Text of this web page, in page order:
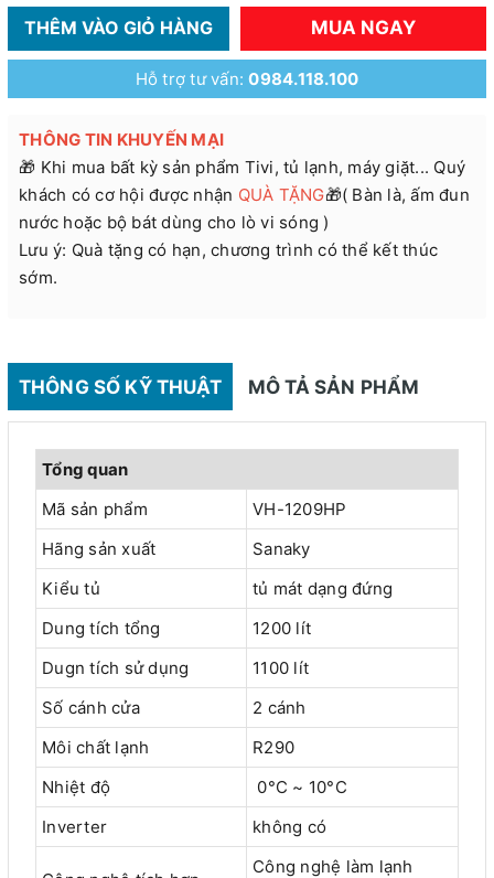
THÊM VÀO GIỎ HÀNG MUA NGAY
Hỗ trợ tư vấn:0984.118.100
THÔNG TIN KHUYẾN MẠI
🎁 Khi mua bất kỳ sản phẩm Tivi, tủ lạnh, máy giặt... Quý
khách có cơ hội được nhận QUÀ TẶNG🎁( Bàn là, ấm đun
nước hoặc bộ bát dùng cho lò vi sóng )
Lưu ý: Quà tặng có hạn, chương trình có thể kết thúc
sớm.
THÔNG SỐ KỸ THUẬT MÔ TẢ SẢN PHẨM
Tổng quan
Mã sản phẩm
VH-1209HP
Hãng sản xuất
Sanaky
Kiểu tủ
tủ mát dạng đứng
Dung tích tổng
1200 lít
Dugn tích sử dụng
1100 lít
Số cánh cửa
2 cánh
Môi chất lạnh
R290
Nhiệt độ
0°C ~ 10°C
Inverter
không có
Công nghệ làm lạnh